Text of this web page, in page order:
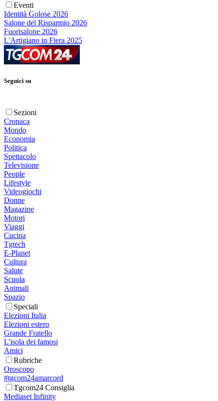
Eventi
Identità Golose 2026
Salone del Risparmio 2026
Fuorisalone 2026
L'Artigiano in Fiera 2025
Seguici su
Sezioni
Cronaca
Mondo
Economia
Politica
Spettacolo
Televisione
People
Lifestyle
Videogiochi
Donne
Magazine
Motori
Viaggi
Cucina
Tgtech
E-Planet
Cultura
Salute
Scuola
Animali
Spazio
Speciali
Elezioni Italia
Elezioni estero
Grande Fratello
L'isola dei famosi
Amici
Rubriche
Oroscopo
#tgcom24amarcord
Tgcom24 Consiglia
Mediaset Infinity